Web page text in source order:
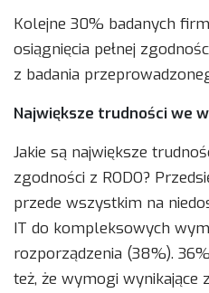
Kolejne 30% badanych
osiągnięcia pełnej
z badania
Największe trudności we
Jakie są największe
zgodności z RODO?
przede wszystkim na
IT do kompleksowych
rozporządzenia (38%).
też, że wymogi wynikające